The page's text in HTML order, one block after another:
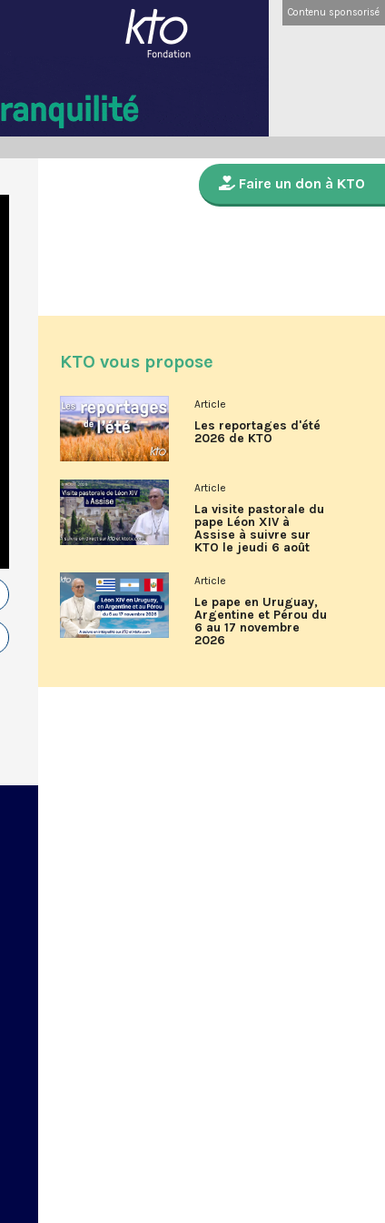
Contenu sponsorisé
Faire un don à KTO
KTO vous propose
Article
Les reportages d'été
2026 de KTO
Article
La visite pastorale du
pape Léon XIV à
Assise à suivre sur
KTO le jeudi 6 août
Article
Le pape en Uruguay,
Argentine et Pérou du
6 au 17 novembre
2026